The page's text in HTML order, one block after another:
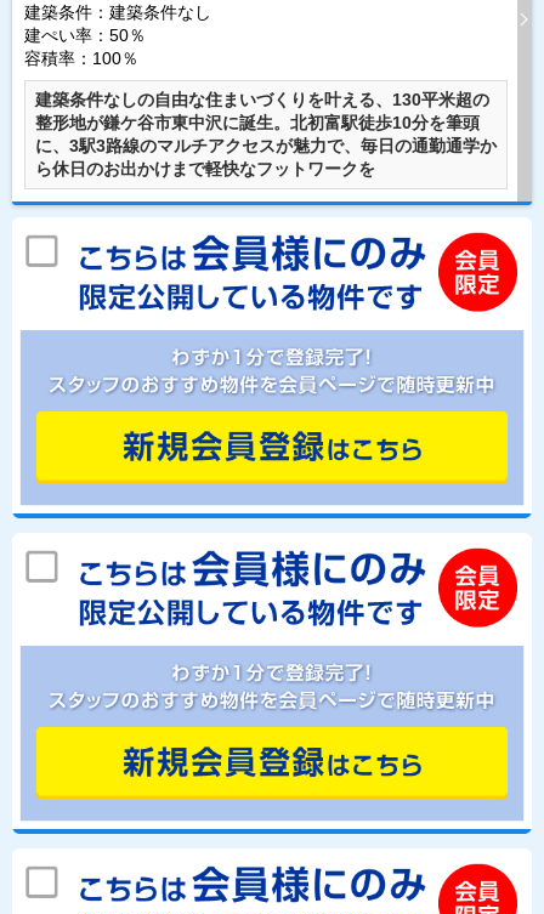
建築条件： 建築条件なし
建ぺい率：50％
容積率：100％
建築条件なしの自由な住まいづくりを叶える、130平米超の
整形地が鎌ケ谷市東中沢に誕生。北初富駅徒歩10分を筆頭
に、3駅3路線のマルチアクセスが魅力で、毎日の通勤通学か
ら休日のお出かけまで軽快なフットワークを